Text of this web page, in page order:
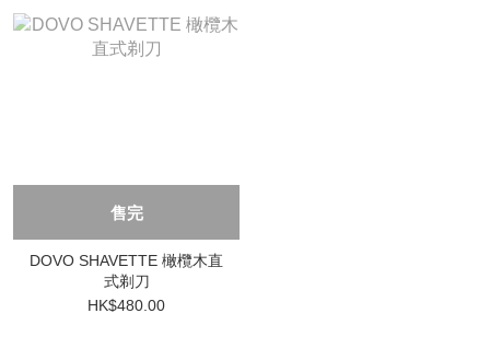
售完
DOVO SHAVETTE 橄欖木直
式剃刀
HK$480.00